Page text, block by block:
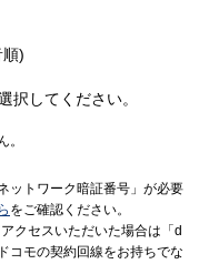
)
択してください。
。
ットワーク暗証番号」が必要
をご確認ください。
クセスいただいた場合は「d
コモの契約回線をお持ちでな